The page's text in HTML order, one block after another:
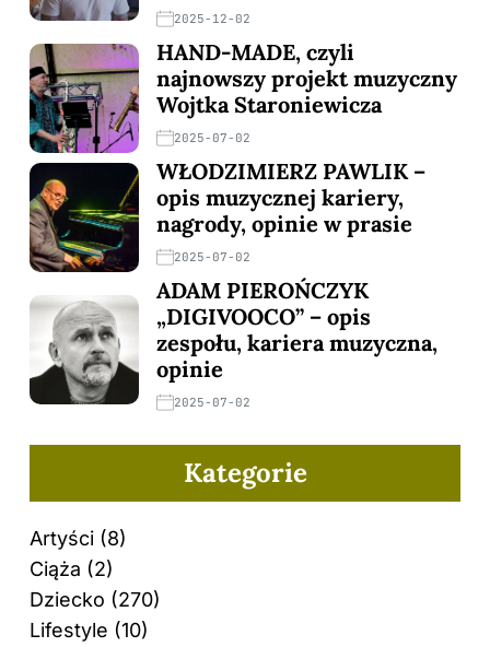
2025-12-02
HAND-MADE, czyli
najnowszy projekt muzyczny
Wojtka Staroniewicza
2025-07-02
WŁODZIMIERZ PAWLIK –
opis muzycznej kariery,
nagrody, opinie w prasie
2025-07-02
ADAM PIEROŃCZYK
„DIGIVOOCO” – opis
zespołu, kariera muzyczna,
opinie
2025-07-02
Kategorie
Artyści (8)
Ciąża (2)
Dziecko (270)
Lifestyle (10)